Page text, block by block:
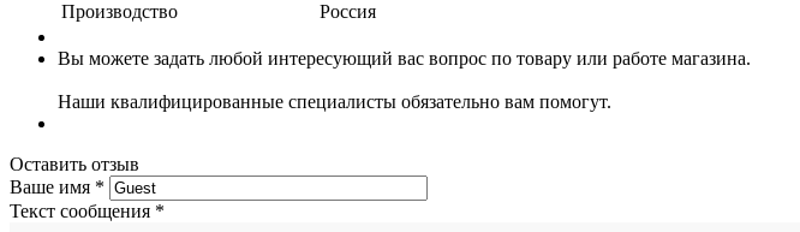
Производство
Россия
Вы можете задать любой интересующий вас вопрос по товару или работе магазина.
Наши квалифицированные специалисты обязательно вам помогут.
Оставить отзыв
Ваше имя *
Текст сообщения *